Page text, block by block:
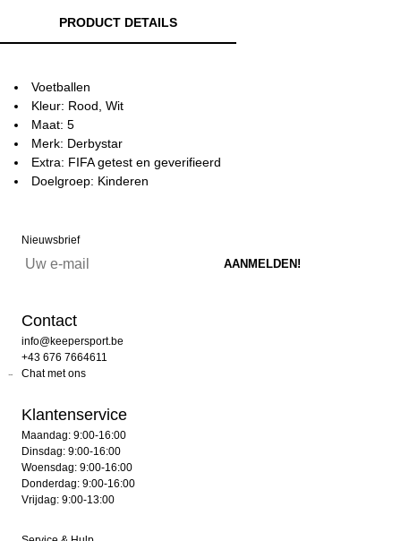
PRODUCT DETAILS
Voetballen
Kleur: Rood, Wit
Maat: 5
Merk: Derbystar
Extra: FIFA getest en geverifieerd
Doelgroep: Kinderen
Nieuwsbrief
Contact
info@keepersport.be
+43 676 7664611
Chat met ons
Klantenservice
Maandag: 9:00-16:00
Dinsdag: 9:00-16:00
Woensdag: 9:00-16:00
Donderdag: 9:00-16:00
Vrijdag: 9:00-13:00